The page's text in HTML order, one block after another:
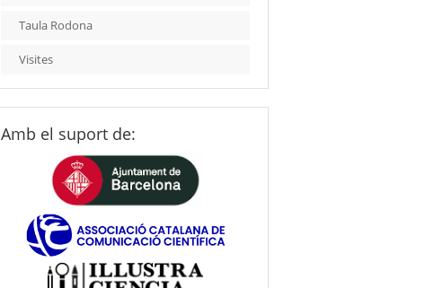
Taula Rodona
Visites
Amb el suport de: